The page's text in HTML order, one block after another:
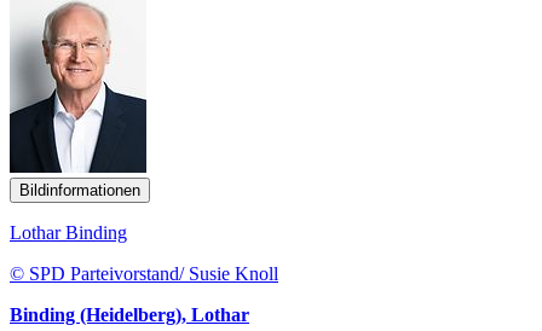
Bildinformationen
Lothar Binding
© SPD Parteivorstand/ Susie Knoll
Binding (Heidelberg), Lothar